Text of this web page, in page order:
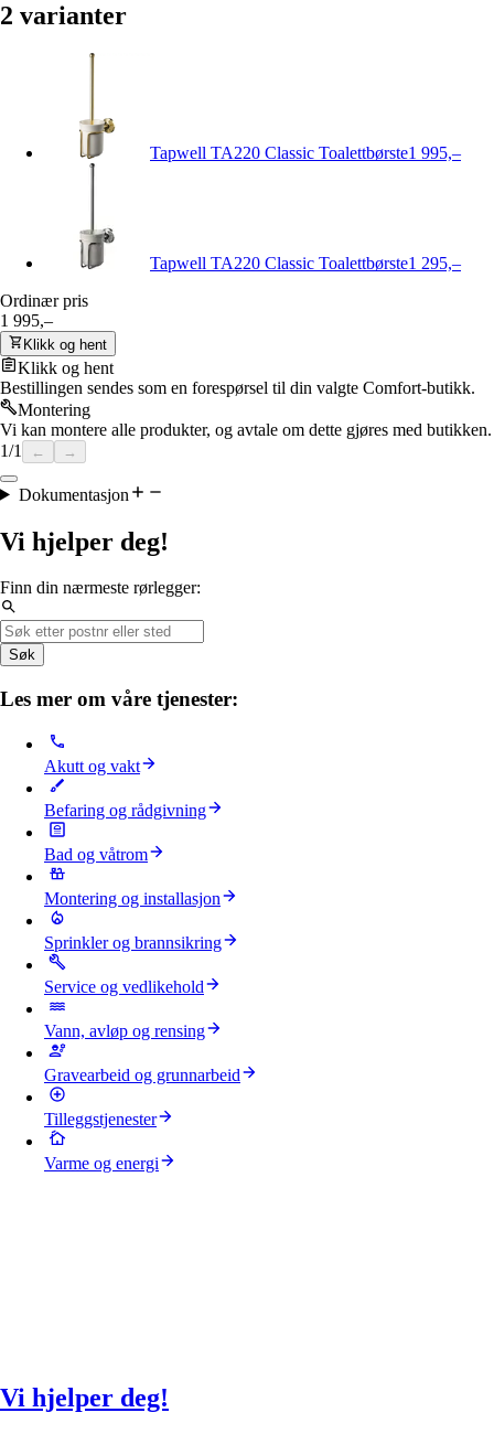
2 varianter
Tapwell TA220 Classic Toalettbørste1 995,–
Tapwell TA220 Classic Toalettbørste1 295,–
Ordinær pris
1 995,–
Klikk og hent
Klikk og hent
Bestillingen sendes som en forespørsel til din valgte Comfort-butikk.
Montering
Vi kan montere alle produkter, og avtale om dette gjøres med butikken.
1/1 ← →
Dokumentasjon
Vi hjelper deg!
Finn din nærmeste rørlegger:
Søk
Les mer om våre tjenester:
Akutt og vakt
Befaring og rådgivning
Bad og våtrom
Montering og installasjon
Sprinkler og brannsikring
Service og vedlikehold
Vann, avløp og rensing
Gravearbeid og grunnarbeid
Tilleggstjenester
Varme og energi
Vi hjelper deg!